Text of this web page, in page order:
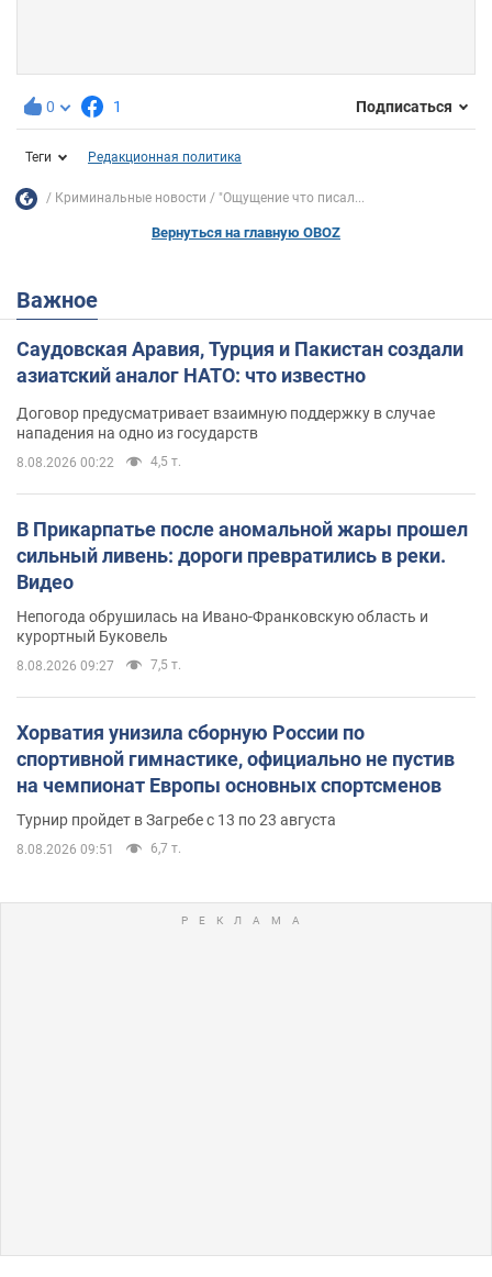
0 1 Подписаться
Теги Редакционная политика
Криминальные новости "Ощущение что писал...
Вернуться на главную OBOZ
Важное
Саудовская Аравия, Турция и Пакистан создали
азиатский аналог НАТО: что известно
Договор предусматривает взаимную поддержку в случае
нападения на одно из государств
8.08.2026 00:22 4,5 т.
В Прикарпатье после аномальной жары прошел
сильный ливень: дороги превратились в реки.
Видео
Непогода обрушилась на Ивано-Франковскую область и
курортный Буковель
8.08.2026 09:27 7,5 т.
Хорватия унизила сборную России по
спортивной гимнастике, официально не пустив
на чемпионат Европы основных спортсменов
Турнир пройдет в Загребе с 13 по 23 августа
8.08.2026 09:51 6,7 т.